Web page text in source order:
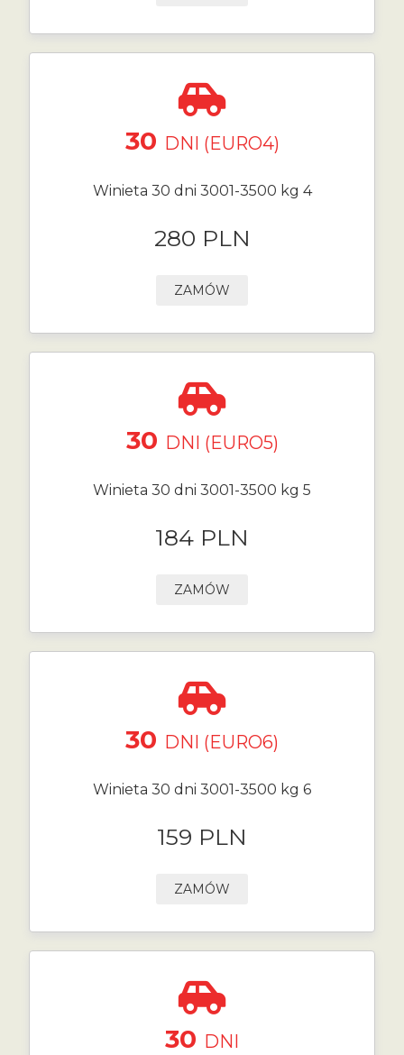
30 DNI (EURO4)
Winieta 30 dni 3001-3500 kg 4
280 PLN
ZAMÓW
30 DNI (EURO5)
Winieta 30 dni 3001-3500 kg 5
184 PLN
ZAMÓW
30 DNI (EURO6)
Winieta 30 dni 3001-3500 kg 6
159 PLN
ZAMÓW
30 DNI